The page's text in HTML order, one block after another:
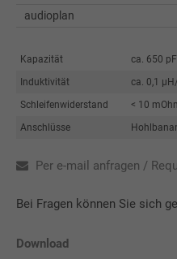
audioplan
Kapazität
ca. 650
Induktivität
ca. 0,1
Schleifenwiderstand
< 10
Anschlüsse
Per e-mail anfragen /
Bei Fragen können Sie sich
Download